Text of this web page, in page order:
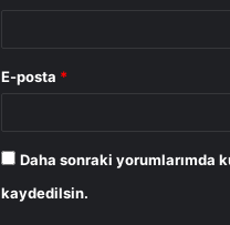
E-posta *
Daha sonraki yorumlarımda
kaydedilsin.